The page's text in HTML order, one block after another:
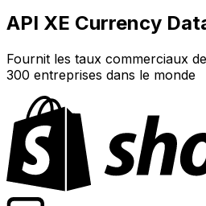
API XE Currency
Fournit les taux commerciaux
300 entreprises dans le monde